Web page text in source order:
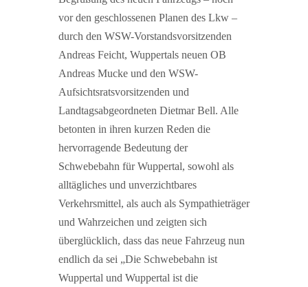
vor den geschlossenen Planen des Lkw –
durch den WSW-Vorstandsvorsitzenden
Andreas Feicht, Wuppertals neuen OB
Andreas Mucke und den WSW-
Aufsichtsratsvorsitzenden und
Landtagsabgeordneten Dietmar Bell. Alle
betonten in ihren kurzen Reden die
hervorragende Bedeutung der
Schwebebahn für Wuppertal, sowohl als
alltägliches und unverzichtbares
Verkehrsmittel, als auch als Sympathieträger
und Wahrzeichen und zeigten sich
überglücklich, dass das neue Fahrzeug nun
endlich da sei „Die Schwebebahn ist
Wuppertal und Wuppertal ist die